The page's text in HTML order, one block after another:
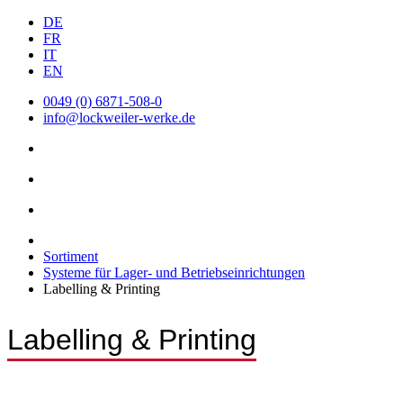
DE
FR
IT
EN
0049 (0) 6871-508-0
info@lockweiler-werke.de
Sortiment
Systeme für Lager- und Betriebseinrichtungen
Labelling & Printing
Labelling & Printing